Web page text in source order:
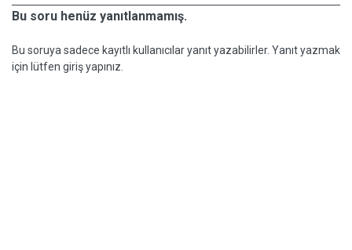
Bu soru henüz yanıtlanmamış.
Bu soruya sadece kayıtlı kullanıcılar yanıt yazabilirler. Yanıt yazmak
için lütfen giriş yapınız.